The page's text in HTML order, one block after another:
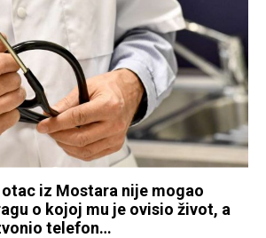
iz Mostara nije mogao
o kojoj mu je ovisio život, a
telefon…